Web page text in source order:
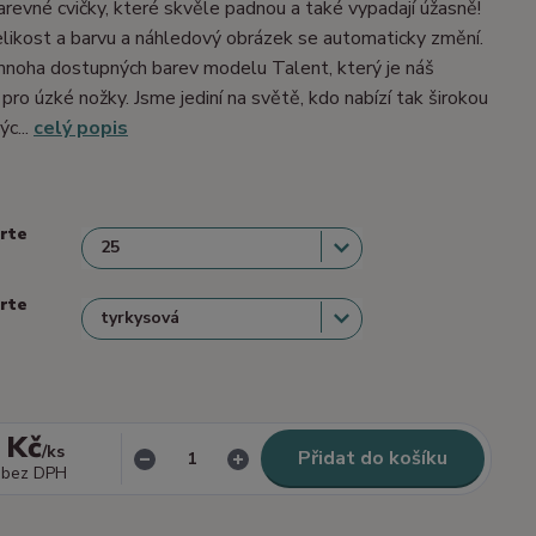
cvičky, které skvěle padnou a také vypadají úžasně!
a barvu a náhledový obrázek se automaticky změní.
dostupných barev modelu Talent, který je náš
úzké nožky. Jsme jediní na světě, kdo nabízí tak širokou
celý popis
/ks
bez DPH
Přidat do košíku